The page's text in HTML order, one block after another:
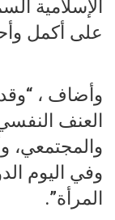
الإسلامية
على أكمل
وأضاف ،
العنف
والمجتمعي،
وفي اليوم
المرأة”.